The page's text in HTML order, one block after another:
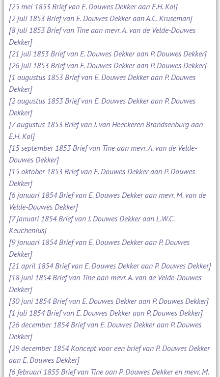
[25 mei 1853 Brief van E. Douwes Dekker aan E.H. Kol]
[2 juli 1853 Brief van E. Douwes Dekker aan A.C. Kruseman]
[8 juli 1853 Brief van Tine aan mevr. A. van de Velde-Douwes
Dekker]
[21 juli 1853 Brief van E. Douwes Dekker aan P. Douwes Dekker]
[26 juli 1853 Brief van E. Douwes Dekker aan P. Douwes Dekker]
[1 augustus 1853 Brief van E. Douwes Dekker aan P. Douwes
Dekker]
[2 augustus 1853 Brief van E. Douwes Dekker aan P. Douwes
Dekker]
[7 augustus 1853 Brief van J. van Heeckeren Brandsenburg aan
E.H. Kol]
[15 september 1853 Brief van Tine aan mevr. A. van de Velde-
Douwes Dekker]
[15 oktober 1853 Brief van E. Douwes Dekker aan P. Douwes
Dekker]
[6 januari 1854 Brief van E. Douwes Dekker aan mevr. M. van de
Velde-Douwes Dekker]
[7 januari 1854 Brief van J. Douwes Dekker aan L.W.C.
Keuchenius]
[9 januari 1854 Brief van E. Douwes Dekker aan P. Douwes
Dekker]
[21 april 1854 Brief van E. Douwes Dekker aan P. Douwes Dekker]
[18 juni 1854 Brief van Tine aan mevr. A. van de Velde-Douwes
Dekker]
[30 juni 1854 Brief van E. Douwes Dekker aan P. Douwes Dekker]
[1 juli 1854 Brief van E. Douwes Dekker aan P. Douwes Dekker]
[26 december 1854 Brief van E. Douwes Dekker aan P. Douwes
Dekker]
[29 december 1854 Koncept voor een brief van P. Douwes Dekker
aan E. Douwes Dekker]
[6 februari 1855 Brief van Tine aan P. Douwes Dekker en mevr. M.